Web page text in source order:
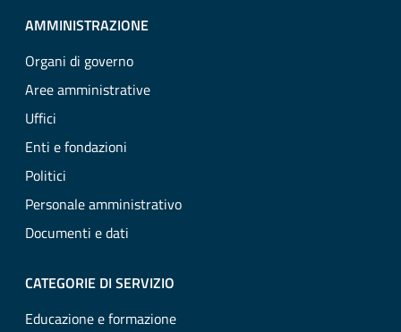
AMMINISTRAZIONE
Organi di governo
Aree amministrative
Uffici
Enti e fondazioni
Politici
Personale amministrativo
Documenti e dati
CATEGORIE DI SERVIZIO
Educazione e formazione